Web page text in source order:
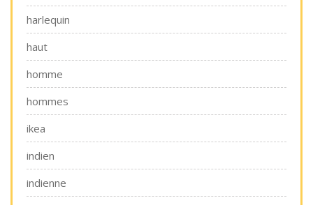
harlequin
haut
homme
hommes
ikea
indien
indienne